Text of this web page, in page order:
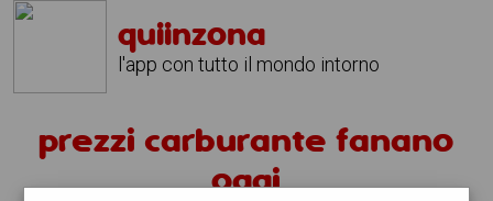
quiinzona
l'app con tutto il mondo intorno
prezzi carburante fanano
oggi